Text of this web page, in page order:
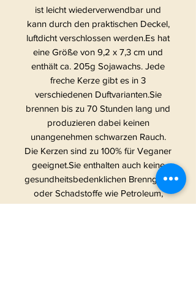
ist leicht wiederverwendbar und
kann durch den praktischen Deckel,
luftdicht verschlossen werden.Es hat
eine Größe von 9,2 x 7,3 cm und
enthält ca. 205g Sojawachs. Jede
freche Kerze gibt es in 3
verschiedenen Duftvarianten.Sie
brennen bis zu 70 Stunden lang und
produzieren dabei keinen
unangenehmen schwarzen Rauch.
Die Kerzen sind zu 100% für Veganer
geeignet.Sie enthalten auch keine
gesundheitsbedenklichen Brenngase
oder Schadstoffe wie Petroleum,
Paraffin oder Palmöl oder Pestizide